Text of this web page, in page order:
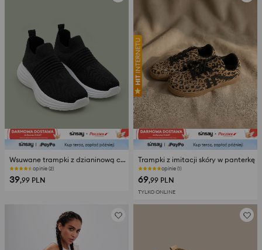
Wsuwane trampki z dzianinową cholewką
opinie (2)
39,99 PLN
Trampki z imitacji skóry w panterkę
opinie (1)
69,99 PLN
TYLKO ONLINE